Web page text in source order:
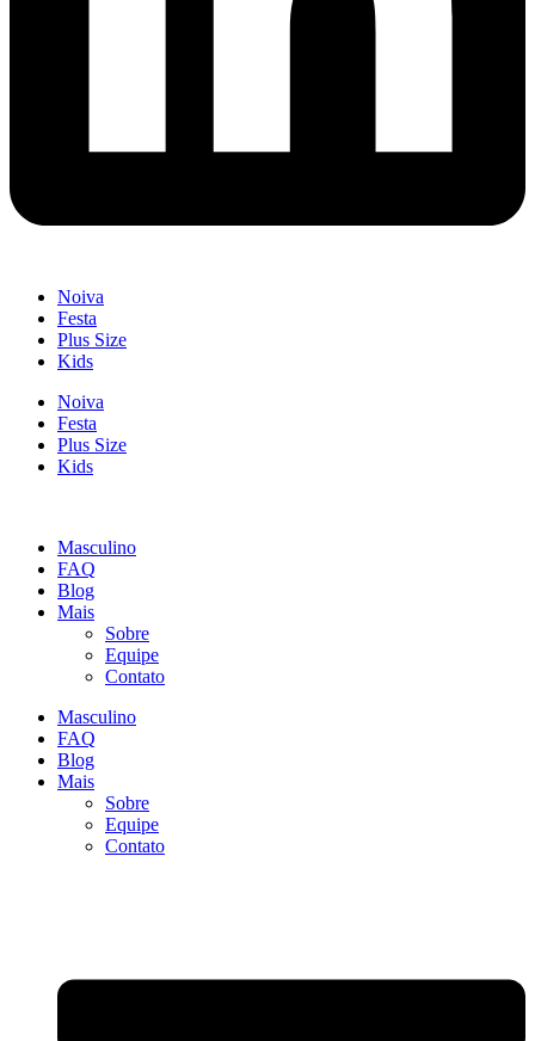
Noiva
Festa
Plus Size
Kids
Noiva
Festa
Plus Size
Kids
Masculino
FAQ
Blog
Mais
Sobre
Equipe
Contato
Masculino
FAQ
Blog
Mais
Sobre
Equipe
Contato